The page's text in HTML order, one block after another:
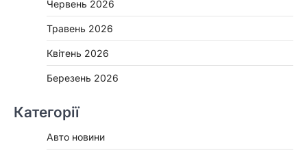
Червень 2026
Травень 2026
Квітень 2026
Березень 2026
Категорії
Авто новини